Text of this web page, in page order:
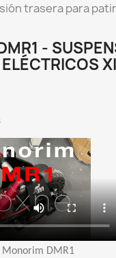
trasera para
-
Monorim DMR1